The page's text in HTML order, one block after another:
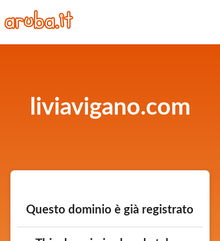
liviavigano.com
Questo dominio è già registrato